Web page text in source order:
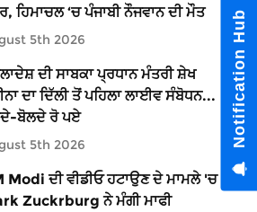
ਹਿਮਾਚਲ ‘ਚ ਪੰਜਾਬੀ ਨੌਜਵਾਨ ਦੀ ਮੌਤ
5th 2026
ਦੀ ਸਾਬਕਾ ਪ੍ਰਧਾਨ ਮੰਤਰੀ ਸ਼ੇਖ
ਦਾ ਦਿੱਲੀ ਤੋਂ ਪਹਿਲਾ ਲਾਈਵ ਸੰਬੋਧਨ...
ਬੋਲਦੇ ਰੋ ਪਏ
5th 2026
Modi ਦੀ ਵੀਡੀਓ ਹਟਾਉਣ ਦੇ ਮਾਮਲੇ 'ਚ
Zuckrburg ਨੇ ਮੰਗੀ ਮਾਫੀ
Notification Hub